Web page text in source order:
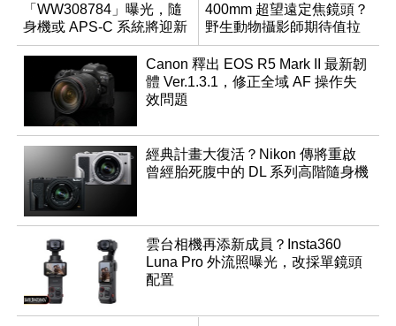
「WW308784」曝光，隨
身機或 APS-C 系統將迎新
成員？
400mm 超望遠定焦鏡頭？
野生動物攝影師期待值拉
滿
Canon 釋出 EOS R5 Mark II 最新韌
體 Ver.1.3.1，修正全域 AF 操作失
效問題
經典計畫大復活？Nikon 傳將重啟
曾經胎死腹中的 DL 系列高階隨身機
雲台相機再添新成員？Insta360
Luna Pro 外流照曝光，改採單鏡頭
配置